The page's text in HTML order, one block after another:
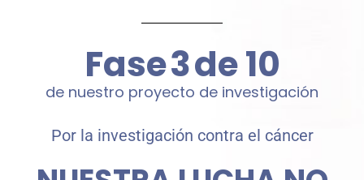
Fase4de 10
de nuestro proyecto de investigación
Por la investigación contra el cáncer